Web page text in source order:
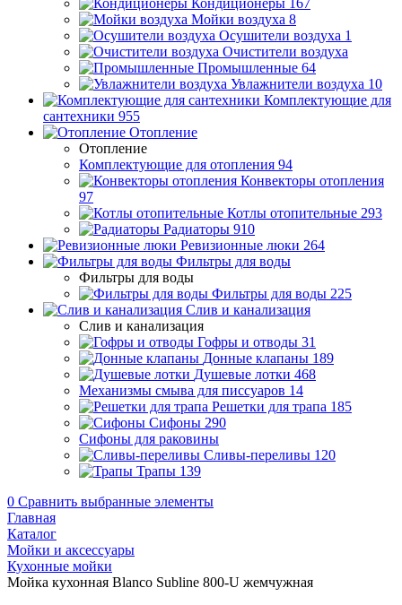
Кондиционеры
167
Мойки воздуха 8
Осушители воздуха 1
Очистители воздуха
Промышленные 64
Увлажнители воздуха 10
Комплектующие для
сантехники 955
Отопление
Отопление
Комплектующие для отопления 94
Конвекторы отопления
97
Котлы отопительные 293
Радиаторы 910
Ревизионные люки 264
Фильтры для воды
Фильтры для воды
Фильтры для воды 225
Слив и канализация
Слив и канализация
Гофры и отводы 31
Донные клапаны 189
Душевые лотки 468
Механизмы смыва для писсуаров 14
Решетки для трапа 185
Сифоны 290
Сифоны для раковины
Сливы-переливы 120
Трапы 139
0 Сравнить выбранные элементы
Главная
Каталог
Мойки и аксессуары
Кухонные мойки
Мойка кухонная Blanco Subline 800-U жемчужная